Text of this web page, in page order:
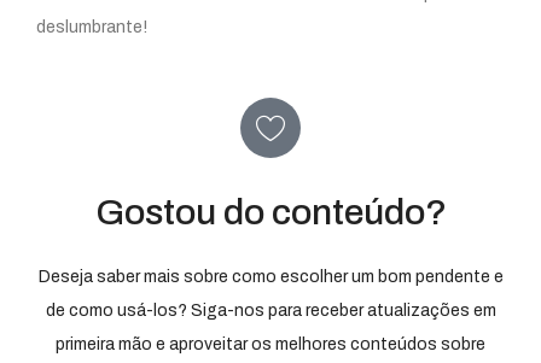
deslumbrante!
Gostou do conteúdo?
Deseja saber mais sobre como escolher um bom pendente e
de como usá-los? Siga-nos para receber atualizações em
primeira mão e aproveitar os melhores conteúdos sobre